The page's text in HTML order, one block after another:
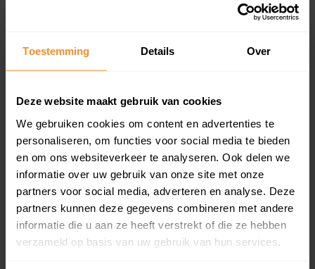
Toestemming Details Over
Deze website maakt gebruik van cookies
We gebruiken cookies om content en advertenties te
personaliseren, om functies voor social media te bieden
en om ons websiteverkeer te analyseren. Ook delen we
informatie over uw gebruik van onze site met onze
partners voor social media, adverteren en analyse. Deze
partners kunnen deze gegevens combineren met andere
informatie die u aan ze heeft verstrekt of die ze hebben
verzameld op basis van uw gebruik van hun services.
Koopsommenoverzicht (1 jaar gratis
Inclusief 1 jaar gratis updates
en koopdatum) binnen een postcodegebied. Dit
koopsommen.
Bekijk product
Direct leverbaar